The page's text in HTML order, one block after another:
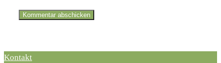
Kontakt